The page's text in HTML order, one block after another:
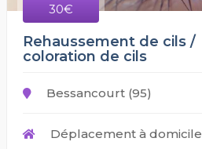
30€
Rehaussement de cils /
coloration de cils
Bessancourt (95)
Déplacement à domicile